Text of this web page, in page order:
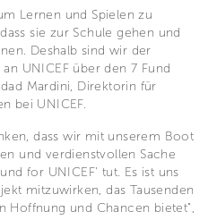
Lernen und Spielen zu
sie zur Schule gehen und
Deshalb sind wir der
UNICEF über den 7 Fund
Mardini, Direktorin für
bei UNICEF.
dass wir mit unserem Boot
und verdienstvollen Sache
for UNICEF' tut. Es ist uns
mitzuwirken, das Tausenden
Hoffnung und Chancen bietet",